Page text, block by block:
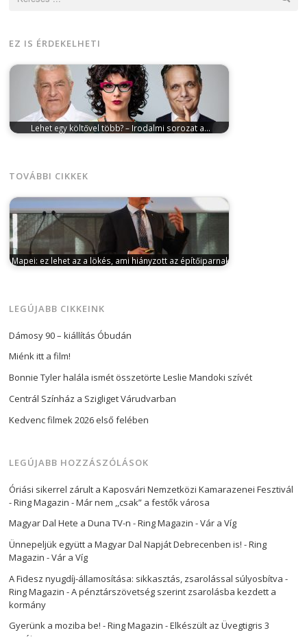
EZ IS ÉRDEKELHETI
Lehet egy költővel több? – Irodalmi sorozat a…
TOVÁBBI CIKKEK
Mapei: ez lehet az a lökés, ami hiányzott az építőiparnak
LEGÚJABB CIKKEINK
Dámosy 90 – kiállítás Óbudán
Miénk itt a film!
Bonnie Tyler halála ismét összetörte Leslie Mandoki szívét
Centrál Színház a Szigliget Várudvarban
Kedvenc filmek 2026 első felében
LEGÚJABB HOZZÁSZÓLÁSOK
Óriási sikerrel zárult a Kaposvári Nemzetközi Kamarazenei Fesztivál
- Ring Magazin -Már nem ,,csak” a festők városa
Magyar Dal Hete a Duna TV-n - Ring Magazin -Vár a Víg
Ünnepeljük együtt a Magyar Dal Napját Debrecenben is! - Ring
Magazin -Vár a Víg
A Fidesz nyugdíj-államosítása: sikkasztás, zsarolással súlyosbítva -
Ring Magazin -A pénztárszövetség szerint zsarolásba kezdett a
kormány
Gyerünk a moziba be! - Ring Magazin -Elkészült az Üvegtigris 3